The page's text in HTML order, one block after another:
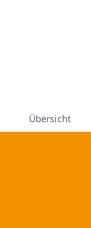
Übersicht